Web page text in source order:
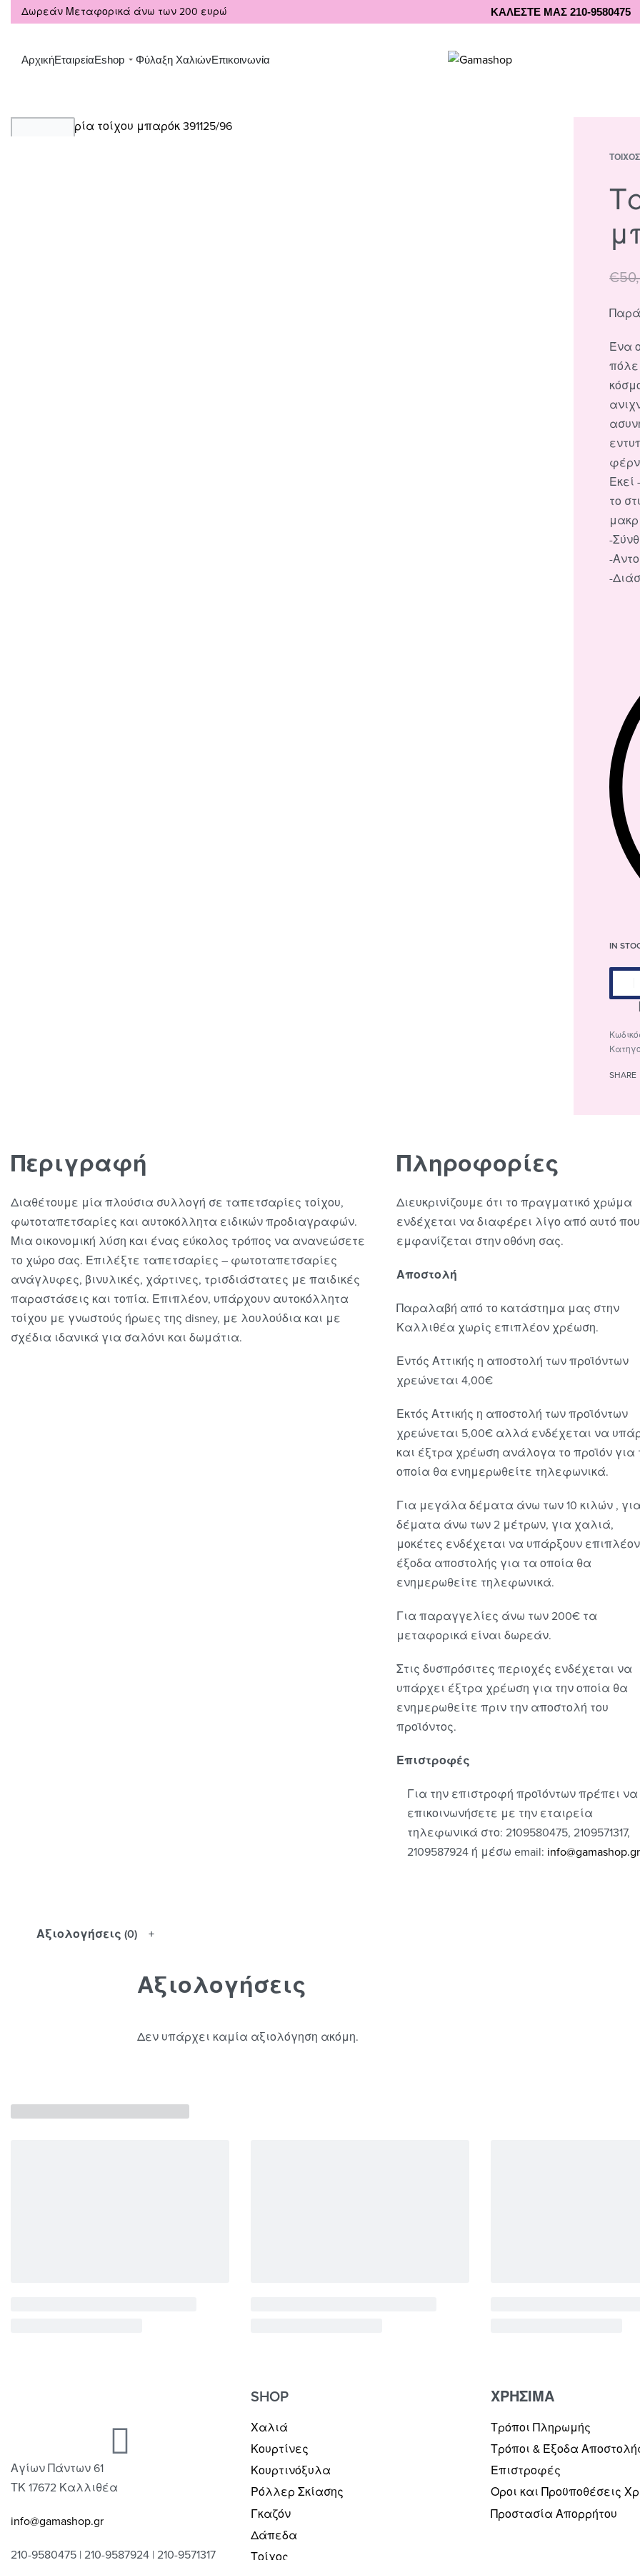
Δωρεάν Μεταφορικά άνω των 200 ευρώ ΚΑΛΕΣΤΕ ΜΑΣ 210-9580475
ΑρχικήΕταιρείαEshop Φύλαξη ΧαλιώνΕπικοινωνία
ΤΟΊΧΟΣ
€
Ένα
Εκεί
το
-
-
-
IN
SHARE
Περιγραφή
Διαθέτουμε μία πλούσια συλλογή σε ταπετσαρίες τοίχου,
φωτοταπετσαρίες και αυτοκόλλητα ειδικών προδιαγραφών.
Μια οικονομική λύση και ένας εύκολος τρόπος να ανανεώσετε
το χώρο σας. Επιλέξτε ταπετσαρίες – φωτοταπετσαρίες
ανάγλυφες, βινυλικές, χάρτινες, τρισδιάστατες με παιδικές
παραστάσεις και τοπία. Επιπλέον, υπάρχουν αυτοκόλλητα
τοίχου με γνωστούς ήρωες της disney, με λουλούδια και με
σχέδια ιδανικά για σαλόνι και δωμάτια.
Πληροφορίες
Διευκρινίζουμε ότι το πραγματικό χρώμα
ενδέχεται να διαφέρει λίγο από αυτό που
εμφανίζεται στην οθόνη σας.
Αποστολή
Παραλαβή από το κατάστημα μας στην
Καλλιθέα χωρίς επιπλέον χρέωση.
Εντός Αττικής η αποστολή των προϊόντων
χρεώνεται 4,00€
Εκτός Αττικής η αποστολή των προϊόντων
χρεώνεται 5,00€ αλλά ενδέχεται να
και έξτρα χρέωση ανάλογα το προϊόν για
οποία θα ενημερωθείτε τηλεφωνικά.
Για μεγάλα δέματα άνω των 10 κιλών ,
δέματα άνω των 2 μέτρων, για χαλιά,
μοκέτες ενδέχεται να υπάρξουν επιπλέον
έξοδα αποστολής για τα οποία θα
ενημερωθείτε τηλεφωνικά.
Για παραγγελίες άνω των 200€ τα
μεταφορικά είναι δωρεάν.
Στις δυσπρόσιτες περιοχές ενδέχεται να
υπάρχει έξτρα χρέωση για την οποία θα
ενημερωθείτε πριν την αποστολή του
προϊόντος.
Επιστροφές
Για την επιστροφή προϊόντων πρέπει να
επικοινωνήσετε με την εταιρεία
τηλεφωνικά στο: 2109580475, 2109571317,
2109587924 ή μέσω email: info@gamashop.gr
Αξιολογήσεις (0)
Αξιολογήσεις
Δεν υπάρχει καμία αξιολόγηση ακόμη.
Αγίων Πάντων 61
ΤΚ 17672 Καλλιθέα
info@gamashop.gr
210-9580475 | 210-9587924 | 210-9571317
SHOP
Χαλιά
Κουρτίνες
Κουρτινόξυλα
Ρόλλερ Σκίασης
Γκαζόν
Δάπεδα
Τοίχος
ΧΡΗΣΙΜΑ
Τρόποι Πληρωμής
Τρόποι & Έξοδα
Επιστροφές
Οροι και Προϋποθέσεις
Προστασία Απορρήτου